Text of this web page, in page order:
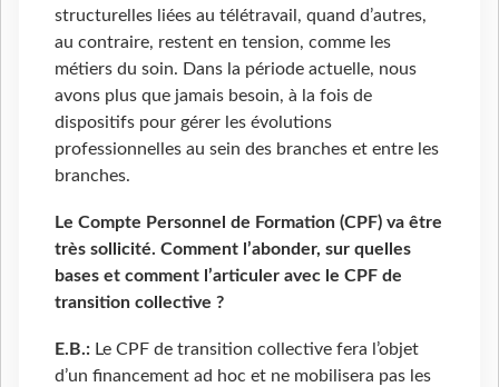
structurelles liées au télétravail, quand d’autres,
au contraire, restent en tension, comme les
métiers du soin. Dans la période actuelle, nous
avons plus que jamais besoin, à la fois de
dispositifs pour gérer les évolutions
professionnelles au sein des branches et entre les
branches.
Le Compte Personnel de Formation (CPF) va être
très sollicité. Comment l’abonder, sur quelles
bases et comment l’articuler avec le CPF de
transition collective ?
E.B.: Le CPF de transition collective fera l’objet
d’un financement ad hoc et ne mobilisera pas les